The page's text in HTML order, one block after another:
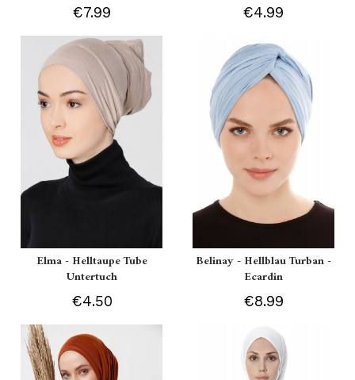
€7.99 €4.99
Elma - Helltaupe Tube
Untertuch
€4.50
Belinay - Hellblau Turban -
Ecardin
€8.99